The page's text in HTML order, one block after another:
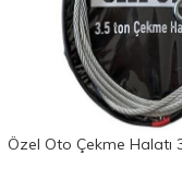
Özel Oto Çekme Halatı